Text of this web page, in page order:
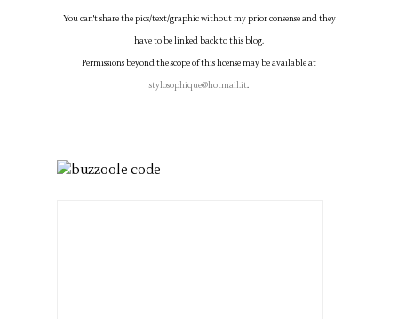
You can't share the pics/text/graphic without my prior consense and they
have to be linked back to this blog.
Permissions beyond the scope of this license may be available at
stylosophique@hotmail.it.